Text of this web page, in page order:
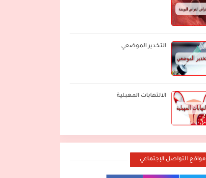
التخدير الموضعي
الالتهابات المهبلية
مواقع التواصل الإجتماعي